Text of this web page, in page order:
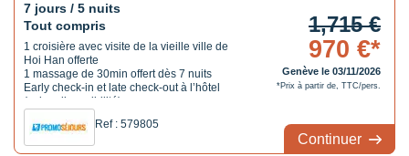
7 jours / 5 nuits
Tout compris
1 croisière avec visite de la vieille ville de
Hoi Han offerte
1 massage de 30min offert dès 7 nuits
Early check-in et late check-out à l’hôtel
(selon disponibilité)
Ref : 579805
1,715 €
970 €*
Genève le 03/11/2026
*Prix à partir de, TTC/pers.
Continuer